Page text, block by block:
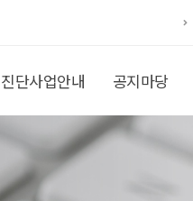
진단사업안내 공지마당